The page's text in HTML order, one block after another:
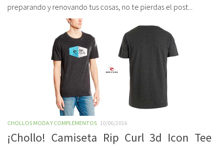
preparando y renovando tus cosas, no te pierdas el post...
CHOLLOS MODA Y COMPLEMENTOS 10/06/2016
¡Chollo! Camiseta Rip Curl 3d Icon Tee